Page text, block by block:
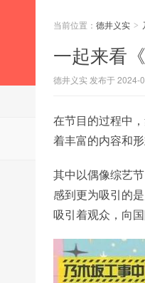
当前位置： 德井义实 >
一起来看
德井义实 发布于 2024-
在节目的过程中
着丰富的内容和
其中以偶像综艺
感到更为吸引的
吸引着观众，向